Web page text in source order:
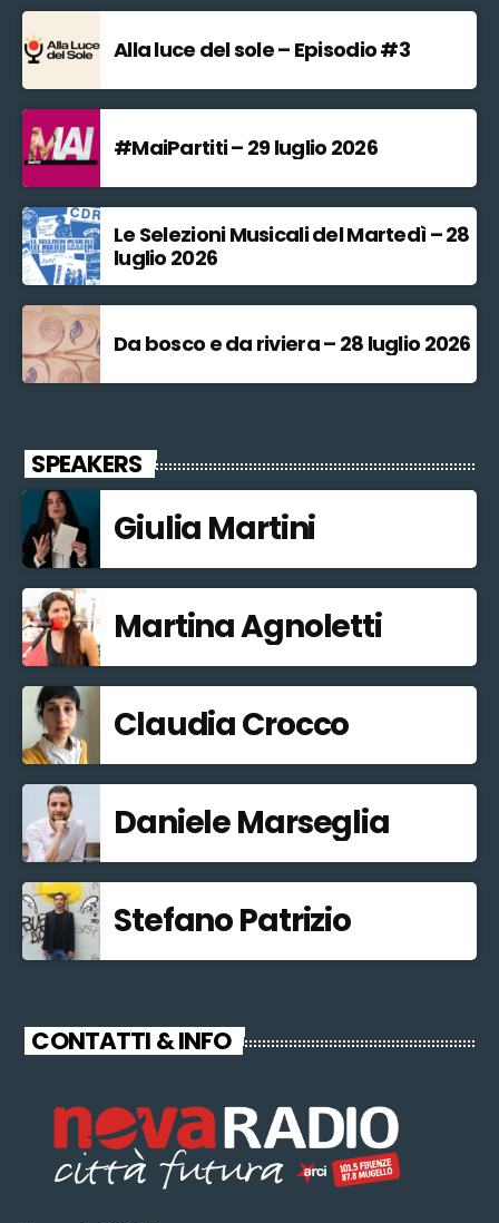
Alla luce del sole – Episodio #3
#MaiPartiti – 29 luglio 2026
Le Selezioni Musicali del Martedì – 28
luglio 2026
Da bosco e da riviera – 28 luglio 2026
SPEAKERS
Giulia Martini
Martina Agnoletti
Claudia Crocco
Daniele Marseglia
Stefano Patrizio
CONTATTI & INFO